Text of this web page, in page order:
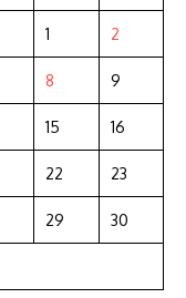
1 2
8 9
15 16
22 23
29 30